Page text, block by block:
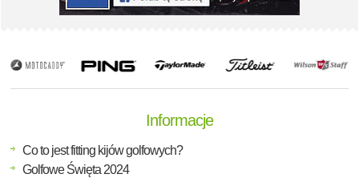
Informacje
Co to jest fitting kijów golfowych?
Golfowe Święta 2024